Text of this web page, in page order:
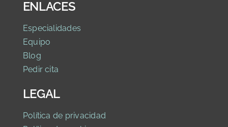
ENLACES
Especialidades
Equipo
Blog
Pedir cita
LEGAL
Política de privacidad